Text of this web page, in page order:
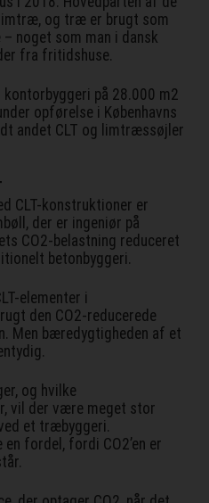
og træ er brugt som
noget som man i dansk
fra fritidshuse.
på 28.000 m2
opførelse i Københavns
andet CLT og limtræssøjler
CLT-konstruktioner er
der er ingeniør på
CO2-belastning reduceret
betonbyggeri.
elementer i
den CO2-reducerede
Men bæredygtigheden af et
og hvilke
vil der være meget stor
et træbyggeri.
fordel, fordi CO2’en er